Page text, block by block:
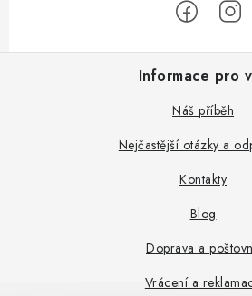
Z
Informace pro
Náš příběh
Nejčastější otázky a
Kontakty
Blog
Doprava a
Vrácení a